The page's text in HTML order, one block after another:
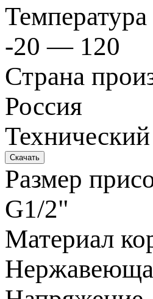
-20 — 120
Страна
Россия
Размер
G1/2"
Материал